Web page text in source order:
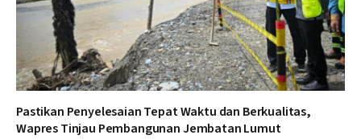
Pastikan Penyelesaian Tepat Waktu dan Berkualitas,
Wapres Tinjau Pembangunan Jembatan Lumut